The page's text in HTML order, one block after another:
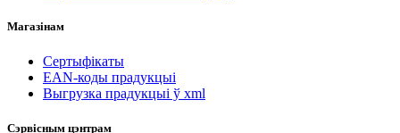
Магазінам
Сертыфікаты
EAN-коды прадукцыі
Выгрузка прадукцыі ў xml
Сэрвісным цэнтрам